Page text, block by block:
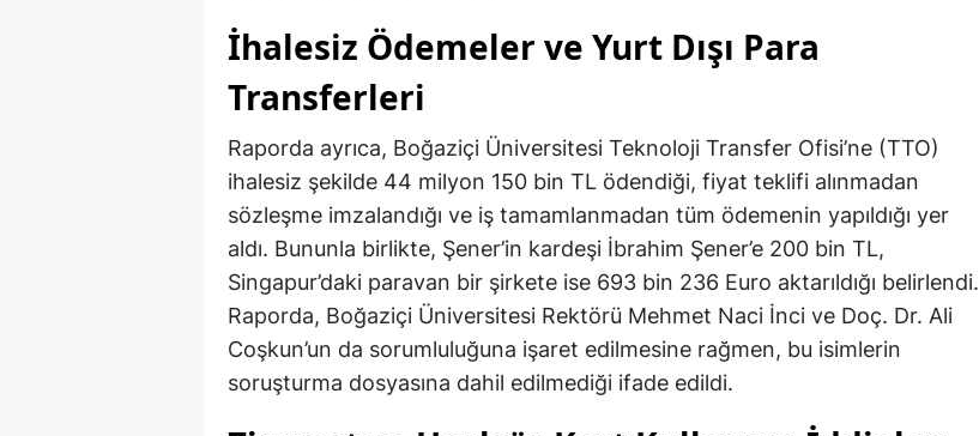
İhalesiz Ödemeler ve Yurt Dışı Para
Transferleri
Raporda ayrıca, Boğaziçi Üniversitesi Teknoloji Transfer Ofisi’ne (TTO)
ihalesiz şekilde 44 milyon 150 bin TL ödendiği, fiyat teklifi alınmadan
sözleşme imzalandığı ve iş tamamlanmadan tüm ödemenin yapıldığı yer
aldı. Bununla birlikte, Şener’in kardeşi İbrahim Şener’e 200 bin TL,
Singapur’daki paravan bir şirkete ise 693 bin 236 Euro aktarıldığı belirlendi.
Raporda, Boğaziçi Üniversitesi Rektörü Mehmet Naci İnci ve Doç. Dr. Ali
Coşkun’un da sorumluluğuna işaret edilmesine rağmen, bu isimlerin
soruşturma dosyasına dahil edilmediği ifade edildi.